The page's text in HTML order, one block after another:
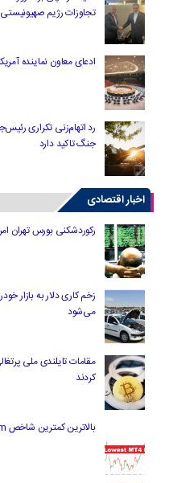
تجاوزات رژیم صهیونیستی
ادعای معاون نماینده
رد اتهام‌زنی تکراری
جنگ تاکید دارد
اخبار اقتصادی
رکوردشکنی بورس تهران امروز ۱۲ مهر ۱۴۰۴| بازار سهام
زخم کاری دلار به بازار
می‌شود
کردند
بالاترین کمترین شاخص MT4 – forexmt4indicators.com